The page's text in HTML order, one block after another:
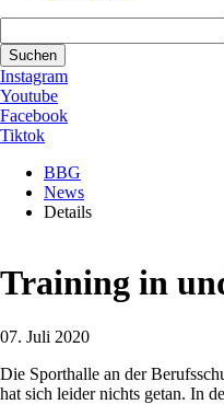
Suchen
Instagram
Youtube
Facebook
Tiktok
BBG
News
Details
Training in
07. Juli 2020
Die Sporthalle an der
hat sich leider nichts getan. In